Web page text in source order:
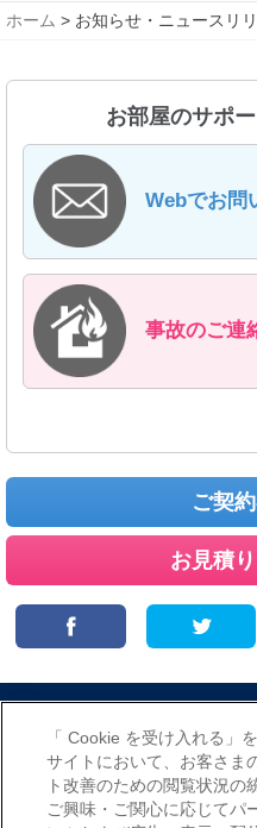
ホーム > お知らせ・ニュースリ
お部屋のサポ
Webでお問
事故のご連
ご契
お見積
プライバシー
（個人情報の
「 Cookie を受け入れる」
サイトにおいて、お客さま
ト改善のための閲覧状況の
ご興味・ご関心に応じてパ